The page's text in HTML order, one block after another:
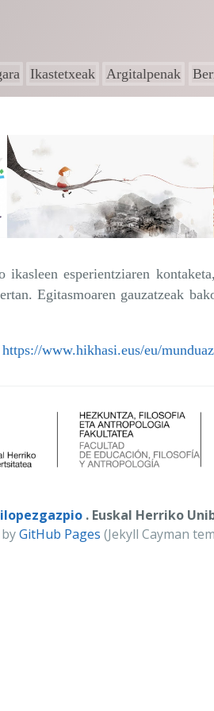
Ikastetxeak Argitalpenak
ikasleen esperientziaren
Egitasmoaren gauzatzeak
https://www.hikhasi.eus/eu/
ilopezgazpio . Euskal Herriko
GitHub Pages (Jekyll Cayman